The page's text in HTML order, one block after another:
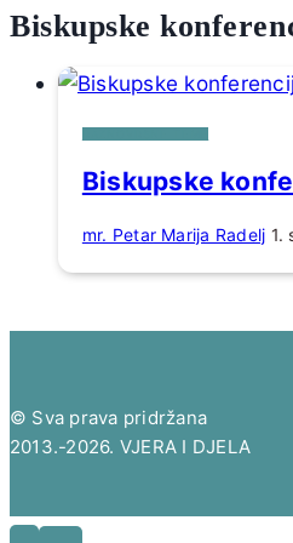
Biskupske
Biskupske
mr. Petar Marija Radelj 1.
© Sva prava pridržana
2013.-2026. VJERA I DJELA